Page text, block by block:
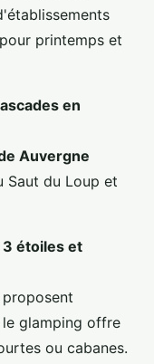
printemps et
en
Auvergne
Saut du Loup et
étoiles et
proposent
glamping offre
ou cabanes.